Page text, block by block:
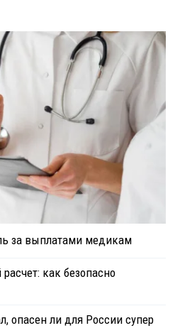
за выплатами медикам
как безопасно
опасен ли для России супер